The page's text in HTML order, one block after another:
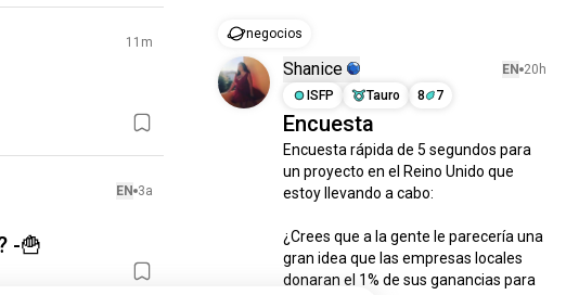
11m
EN 3a
-🍟
negocios
Shanice EN 20h
ISFP
Tauro 8 7
Encuesta
Encuesta rápida de 5 segundos para
un proyecto en el Reino Unido que
estoy llevando a cabo:
¿Crees que a la gente le parecería una
gran idea que las empresas locales
donaran el 1% de sus ganancias para